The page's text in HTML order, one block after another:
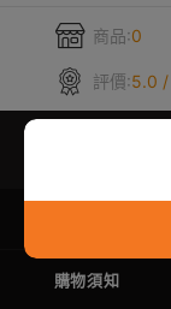
商品:0
評價:5.0
購物須知